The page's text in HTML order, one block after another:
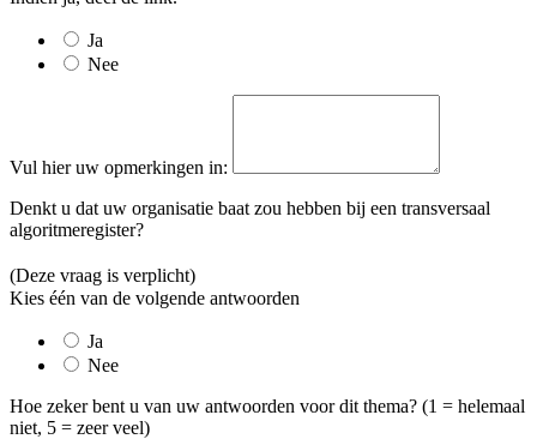
Ja
Nee
Vul hier uw opmerkingen in:
Denkt u dat uw organisatie baat zou hebben bij een transversaal
algoritmeregister?
(Deze vraag is verplicht)
Kies één van de volgende antwoorden
Ja
Nee
Hoe zeker bent u van uw antwoorden voor dit thema? (1 = helemaal
niet, 5 = zeer veel)